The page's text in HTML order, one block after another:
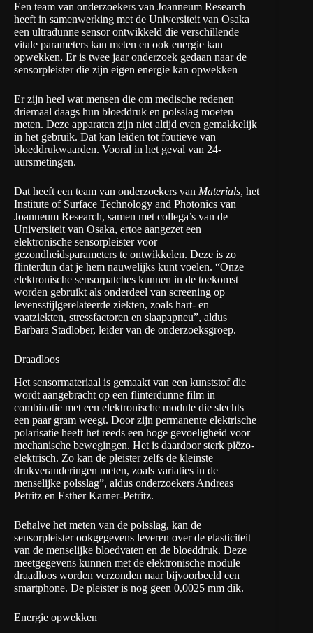
Een team van onderzoekers van Joanneum Research
heeft in samenwerking met de Universiteit van Osaka
een ultradunne sensor ontwikkeld die verschillende
vitale parameters kan meten en ook energie kan
opwekken. Er is twee jaar onderzoek gedaan naar de
sensorpleister die zijn eigen energie kan opwekken
Er zijn heel wat mensen die om medische redenen
driemaal daags hun bloeddruk en polsslag moeten
meten. Deze apparaten zijn niet altijd even gemakkelijk
in het gebruik. Dat kan leiden tot foutieve van
bloeddrukwaarden. Vooral in het geval van 24-
uursmetingen.
Dat heeft een team van onderzoekers van Materials, het
Institute of Surface Technology and Photonics van
Joanneum Research, samen met collega’s van de
Universiteit van Osaka, ertoe aangezet een
elektronische sensorpleister voor
gezondheidsparameters te ontwikkelen. Deze is zo
flinterdun dat je hem nauwelijks kunt voelen. “Onze
elektronische sensorpatches kunnen in de toekomst
worden gebruikt als onderdeel van screening op
levensstijlgerelateerde ziekten, zoals hart- en
vaatziekten, stressfactoren en slaapapneu”, aldus
Barbara Stadlober, leider van de onderzoeksgroep.
Draadloos
Het sensormateriaal is gemaakt van een kunststof die
wordt aangebracht op een flinterdunne film in
combinatie met een elektronische module die slechts
een paar gram weegt. Door zijn permanente elektrische
polarisatie heeft het reeds een hoge gevoeligheid voor
mechanische bewegingen. Het is daardoor sterk piëzo-
elektrisch. Zo kan de pleister zelfs de kleinste
drukveranderingen meten, zoals variaties in de
menselijke polsslag”, aldus onderzoekers Andreas
Petritz en Esther Karner-Petritz.
Behalve het meten van de polsslag, kan de
sensorpleister ookgegevens leveren over de elasticiteit
van de menselijke bloedvaten en de bloeddruk. Deze
meetgegevens kunnen met de elektronische module
draadloos worden verzonden naar bijvoorbeeld een
smartphone. De pleister is nog geen 0,0025 mm dik.
Energie opwekken